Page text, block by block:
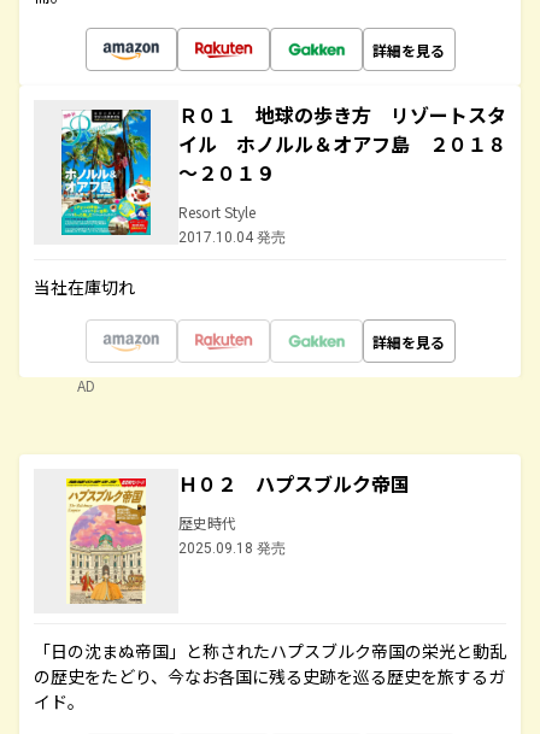
詳細を見る
Ｒ０１ 地球の歩き方 リゾートスタ
イル ホノルル＆オアフ島 ２０１８
～２０１９
Resort Style
2017.10.04 発売
当社在庫切れ
詳細を見る
AD
Ｈ０２ ハプスブルク帝国
歴史時代
2025.09.18 発売
「日の沈まぬ帝国」と称されたハプスブルク帝国の栄光と動乱
の歴史をたどり、今なお各国に残る史跡を巡る歴史を旅するガ
イド。